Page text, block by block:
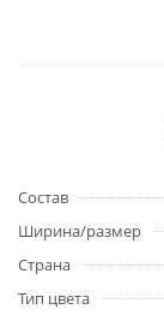
Состав
Ширина/размер
Страна
Тип цвета